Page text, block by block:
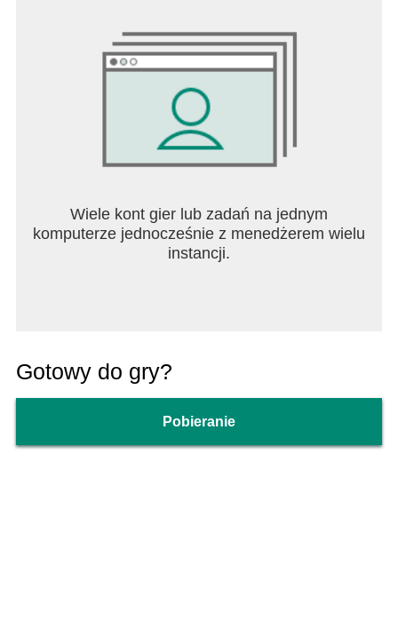
Wiele kont gier lub zadań na jednym
komputerze jednocześnie z menedżerem wielu
instancji.
Gotowy do gry?
Pobieranie